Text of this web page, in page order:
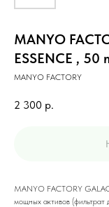
MANYO
ESSENCE , 50
MANYO FACTORY
2 300 р.
MANYO FACTORY
мощных активов